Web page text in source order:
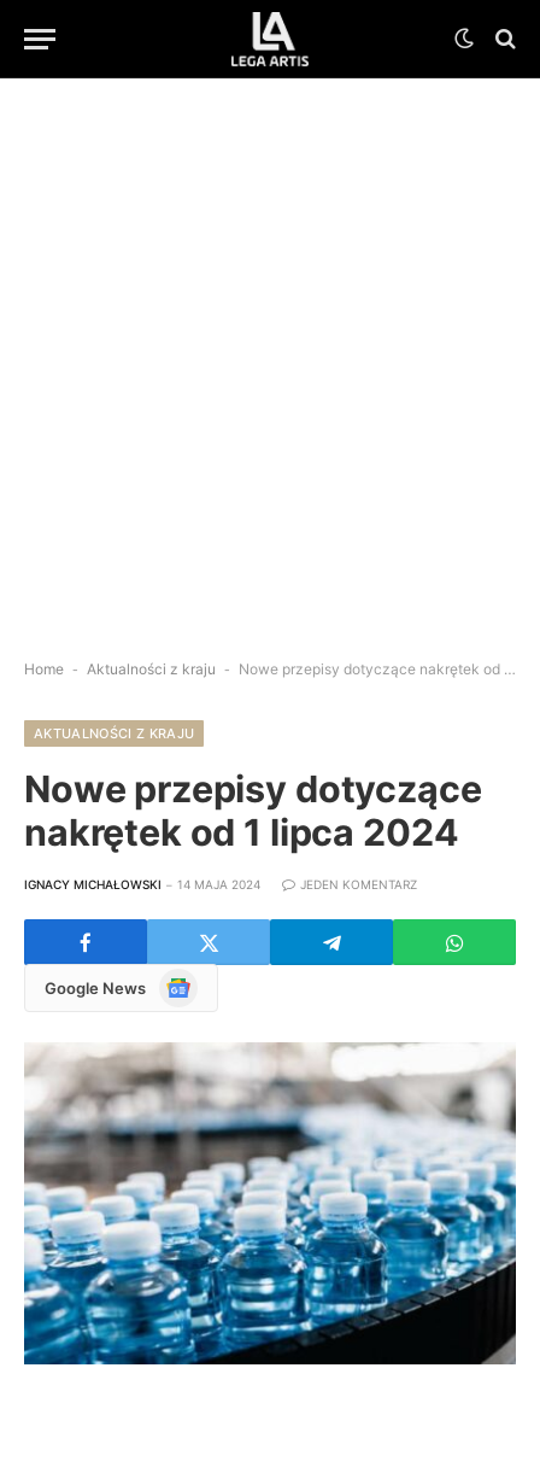
Home - Aktualności z kraju - Nowe przepisy dotyczące nakrętek od 1 lipca 2024
AKTUALNOŚCI Z KRAJU
Nowe przepisy dotyczące
nakrętek od 1 lipca 2024
IGNACY MICHAŁOWSKI 14 MAJA 2024 JEDEN KOMENTARZ
Google News
Google